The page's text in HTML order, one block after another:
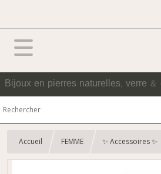
Bijoux en pierres naturelles, verre
Accueil FEMME ✨ Accessoires ✨